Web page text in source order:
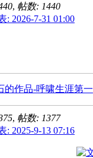
的作品-呼啸生涯第一
, 帖数: 1440
: 2026-7-31 01:00
, 帖数: 1377
: 2025-9-13 07:16